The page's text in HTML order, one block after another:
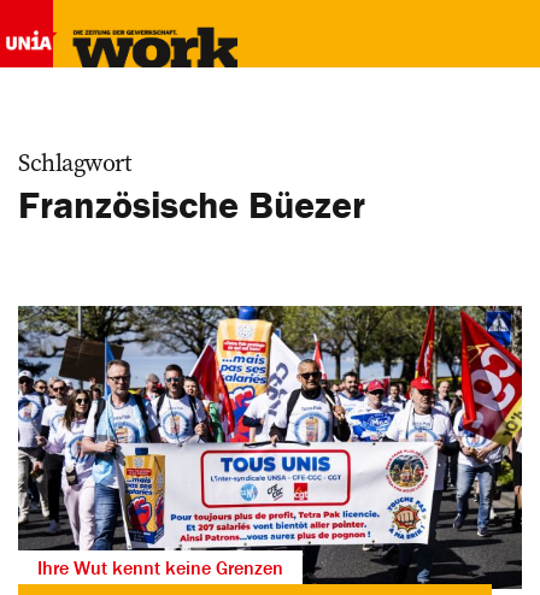
Schlagwort
Französische Büezer
Ihre Wut kennt keine Grenzen